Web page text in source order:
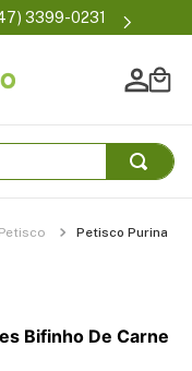
3399-0231
Petisco
Petisco Purina
Bifinho De Carne